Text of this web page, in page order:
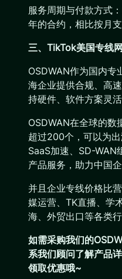
服务周期与付款方式
年的合约，相比按月
三、TikTok美国专线
OSDWAN作为国内专
海企业提供合规、高
持硬件、软件方案灵活
OSDWAN在全球的数
超过200个，可以为出
SaaS加速、SD-WAN
产品服务，助力中国
并且企业专线价格比
媒运营、TK直播、学
海、外贸出口等各类行
如需采购我们的
系我们顾问了解产品
领取优惠哦~